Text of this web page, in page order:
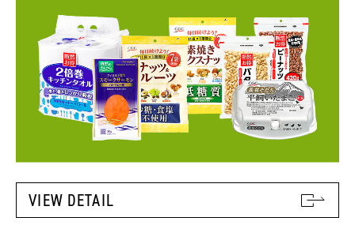
VIEW DETAIL